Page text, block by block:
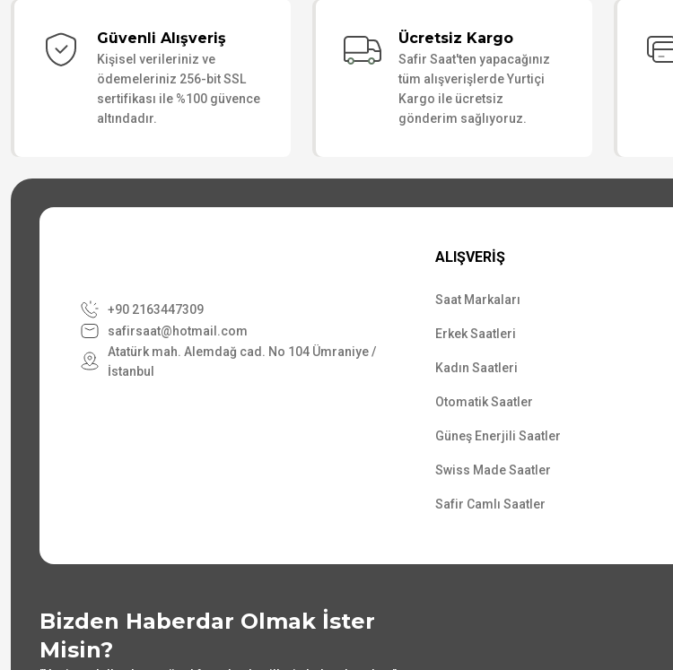
Güvenli Alışveriş
Kişisel verileriniz ve
ödemeleriniz 256-bit SSL
sertifikası ile %100 güvence
altındadır.
Ücretsiz Kargo
Safir Saat'ten yapacağınız
tüm alışverişlerde Yurtiçi
Kargo ile ücretsiz
gönderim sağlıyoruz.
+90 2163447309
safirsaat@hotmail.com
Atatürk mah. Alemdağ cad. No 104 Ümraniye /
İstanbul
ALIŞVERİŞ
Saat Markaları
Erkek Saatleri
Kadın Saatleri
Otomatik Saatler
Güneş Enerjili Saatler
Swiss Made Saatler
Safir Camlı Saatler
Bizden Haberdar Olmak İster
Misin?